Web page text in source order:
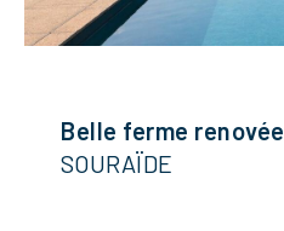
Belle ferme renovée
SOURAÏDE